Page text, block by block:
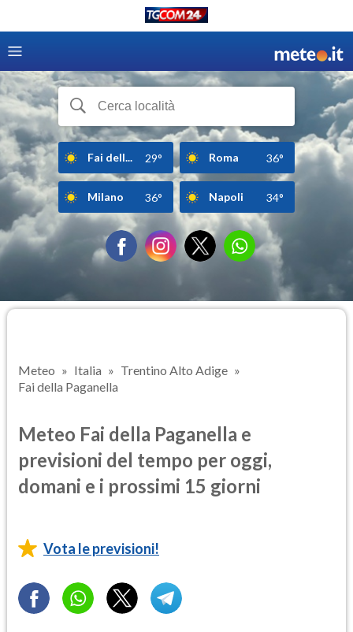
Fai dell... 29° Roma 36°
Milano 36° Napoli 34°
Meteo Italia
Trentino Alto Adige
Fai della Paganella
Meteo Fai della Paganella e
previsioni del tempo per oggi,
domani e i prossimi 15 giorni
Vota le previsioni!